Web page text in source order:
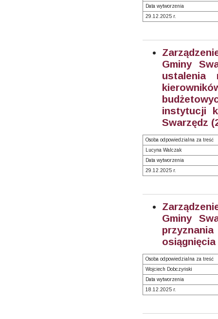
Data wytworzenia
29.12.2025 r.
Gminy
ustalenia
instytucji
Swarzędz
Osoba odpowiedzialna za treść
Lucyna Walczak
Data wytworzenia
29.12.2025 r.
Gminy
Osoba odpowiedzialna za treść
Wojciech Dobczyński
Data wytworzenia
18.12.2025 r.